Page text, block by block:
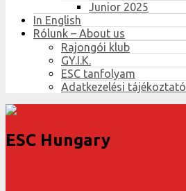
Junior 2025
In English
Rólunk – About us
Rajongói klub
GY.I.K.
ESC tanfolyam
Adatkezelési tájékoztató
ESC Hungary